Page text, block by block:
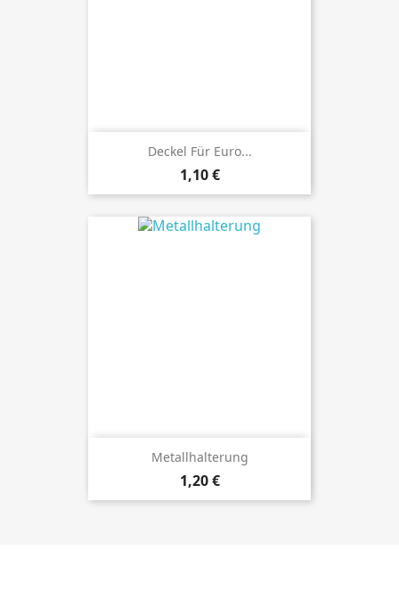
Deckel Für Euro...
Preis
1,10 €
Metallhalterung
Preis
1,20 €